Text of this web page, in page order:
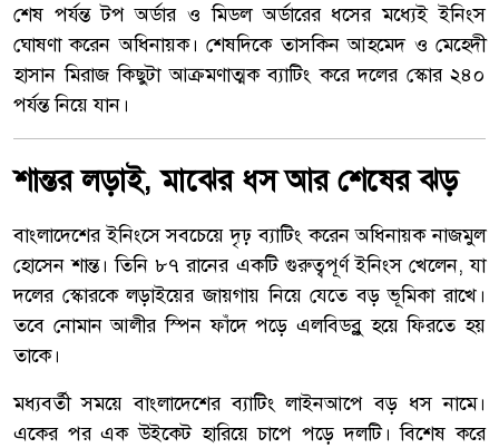
শেষ পর্যন্ত টপ অর্ডার ও মিডল অর্ডারের ধসের মধ্যেই ইনিংস
ঘোষণা করেন অধিনায়ক। শেষদিকে তাসকিন আহমেদ ও মেহেদী
হাসান মিরাজ কিছুটা আক্রমণাত্মক ব্যাটিং করে দলের স্কোর ২৪০
পর্যন্ত নিয়ে যান।
শান্তর লড়াই, মাঝের ধস আর শেষের ঝড়
বাংলাদেশের ইনিংসে সবচেয়ে দৃঢ় ব্যাটিং করেন অধিনায়ক নাজমুল
হোসেন শান্ত। তিনি ৮৭ রানের একটি গুরুত্বপূর্ণ ইনিংস খেলেন, যা
দলের স্কোরকে লড়াইয়ের জায়গায় নিয়ে যেতে বড় ভূমিকা রাখে।
তবে নোমান আলীর স্পিন ফাঁদে পড়ে এলবিডব্লু হয়ে ফিরতে হয়
তাকে।
মধ্যবর্তী সময়ে বাংলাদেশের ব্যাটিং লাইনআপে বড় ধস নামে।
একের পর এক উইকেট হারিয়ে চাপে পড়ে দলটি। বিশেষ করে